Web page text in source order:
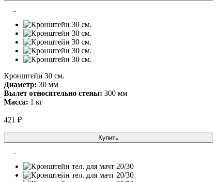
Кронштейн 30 см.
Диаметр: 30 мм
Вылет относительно стены: 300 мм
Масса: 1 кг
421 ₽
Купить